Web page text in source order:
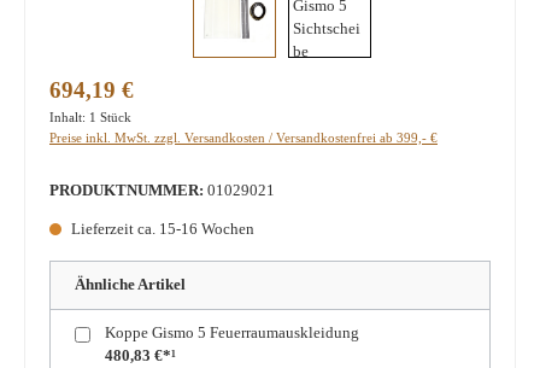
Regulärer Preis:
694,19 €
Inhalt: 1 Stück
Preise inkl. MwSt. zzgl. Versandkosten / Versandkostenfrei ab 399,- €
PRODUKTNUMMER: 01029021
Lieferzeit ca. 15-16 Wochen
Ähnliche Artikel
Koppe Gismo 5 Feuerraumauskleidung
480,83 €*¹